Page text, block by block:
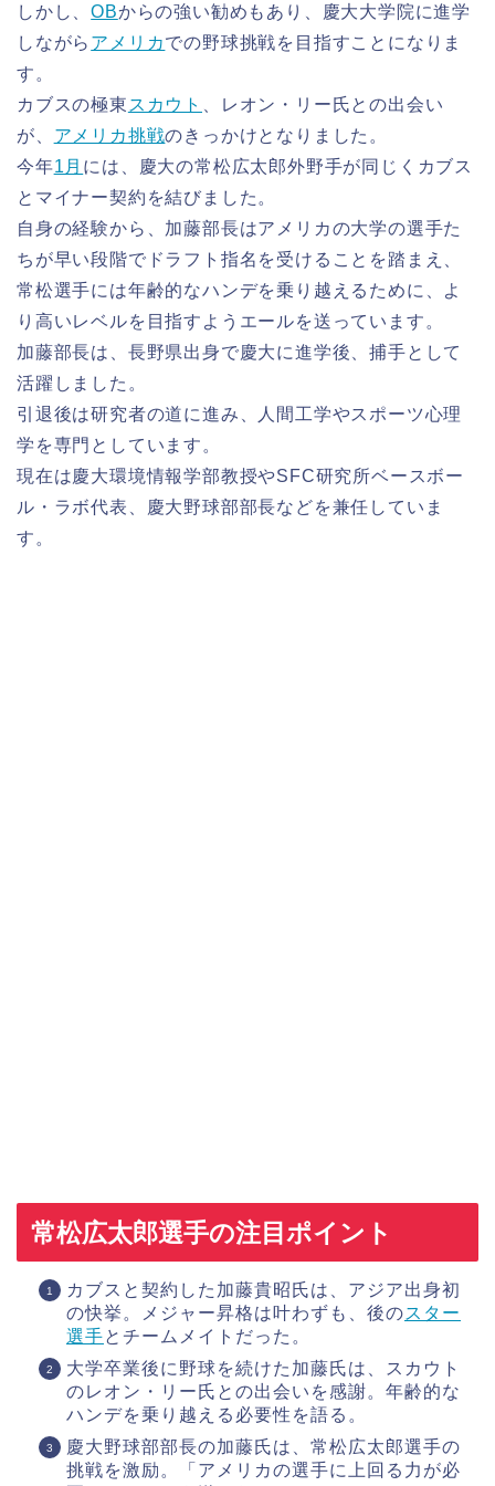
しかし、OBからの強い勧めもあり、慶大大学院に進学
しながら アメリカでの野球挑戦を目指すことになりま
す。
カブスの極東 スカウト
、レオン・リー氏との出会い
が、 アメリカ挑戦のきっかけとなりました。
今年1月 には、慶大の常松広太郎外野手が同じくカブス
とマイナー契約を結びました。
自身の経験から、加藤部長はアメリカの大学の選手た
ちが早い段階でドラフト指名を受けることを踏まえ、
常松選手には年齢的なハンデを乗り越えるために、よ
り高いレベルを目指すようエールを送っています。
加藤部長は、長野県出身で慶大に進学後、捕手として
活躍しました。
引退後は研究者の道に進み、人間工学やスポーツ心理
学を専門としています。
現在は慶大環境情報学部教授やSFC研究所ベースボー
ル・ラボ代表、慶大野球部部長などを兼任していま
す。
常松広太郎選手の注目ポイント
カブスと契約した加藤貴昭氏は、アジア出身初
の快挙。メジャー昇格は叶わずも、後のスター
選手とチームメイトだった。
大学卒業後に野球を続けた加藤氏は、スカウト
のレオン・リー氏との出会いを感謝。年齢的な
ハンデを乗り越える必要性を語る。
慶大野球部部長の加藤氏は、常松広太郎選手の
挑戦を激励。「アメリカの選手に上回る力が必